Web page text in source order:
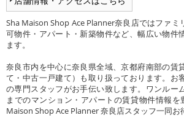
Sha Maison Shop Ace Planner奈良店ではファミ
可物件・アパート・新築物件など、幅広い物件
ます。
奈良市内を中心に奈良県全域、京都府南部の賃
て・中古一戸建て）も取り扱っております。お
の専門スタッフがお手伝い致します。ワンルー
までのマンション・アパートの賃貸物件情報
Maison Shop Ace Planner 奈良店スタッフ一同お